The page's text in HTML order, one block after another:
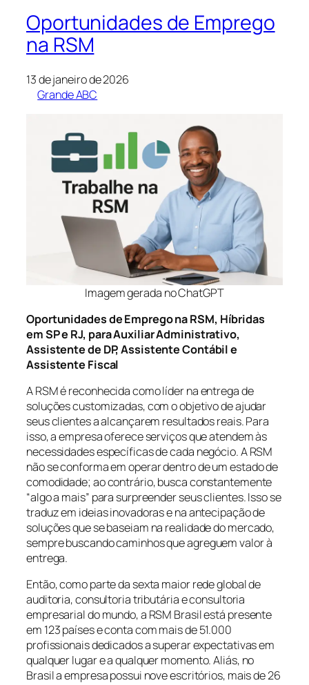
Oportunidades de Emprego
na RSM
13 de janeiro de 2026
Grande ABC
Imagem gerada no ChatGPT
Oportunidades de Emprego na RSM, Híbridas
em SP e RJ, para Auxiliar Administrativo,
Assistente de DP, Assistente Contábil e
Assistente Fiscal
A RSM é reconhecida como líder na entrega de
soluções customizadas, com o objetivo de ajudar
seus clientes a alcançarem resultados reais. Para
isso, a empresa oferece serviços que atendem às
necessidades específicas de cada negócio. A RSM
não se conforma em operar dentro de um estado de
comodidade; ao contrário, busca constantemente
“algo a mais” para surpreender seus clientes. Isso se
traduz em ideias inovadoras e na antecipação de
soluções que se baseiam na realidade do mercado,
sempre buscando caminhos que agreguem valor à
entrega.
Então, como parte da sexta maior rede global de
auditoria, consultoria tributária e consultoria
empresarial do mundo, a RSM Brasil está presente
em 123 países e conta com mais de 51.000
profissionais dedicados a superar expectativas em
qualquer lugar e a qualquer momento. Aliás, no
Brasil a empresa possui nove escritórios, mais de 26